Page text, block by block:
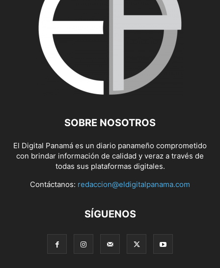
SOBRE NOSOTROS
El Digital Panamá es un diario panameño comprometido
con brindar información de calidad y veraz a través de
todas sus plataformas digitales.
Contáctanos: redaccion@eldigitalpanama.com
SÍGUENOS